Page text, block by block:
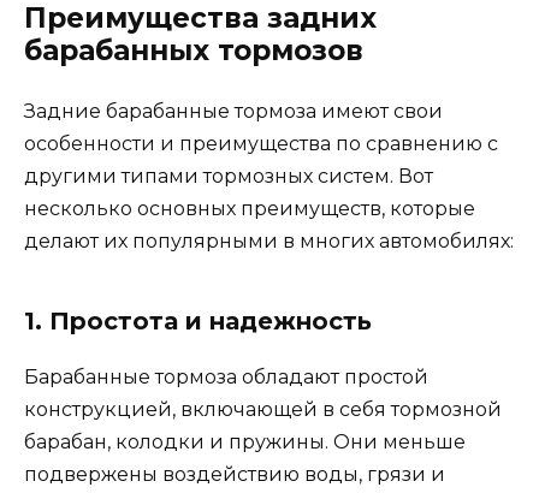
Преимущества задних
барабанных тормозов
Задние барабанные тормоза имеют свои
особенности и преимущества по сравнению с
другими типами тормозных систем. Вот
несколько основных преимуществ, которые
делают их популярными в многих автомобилях:
1. Простота и надежность
Барабанные тормоза обладают простой
конструкцией, включающей в себя тормозной
барабан, колодки и пружины. Они меньше
подвержены воздействию воды, грязи и